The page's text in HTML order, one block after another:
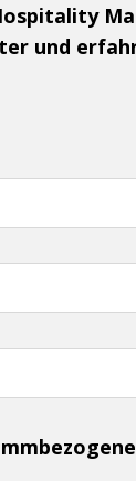
und